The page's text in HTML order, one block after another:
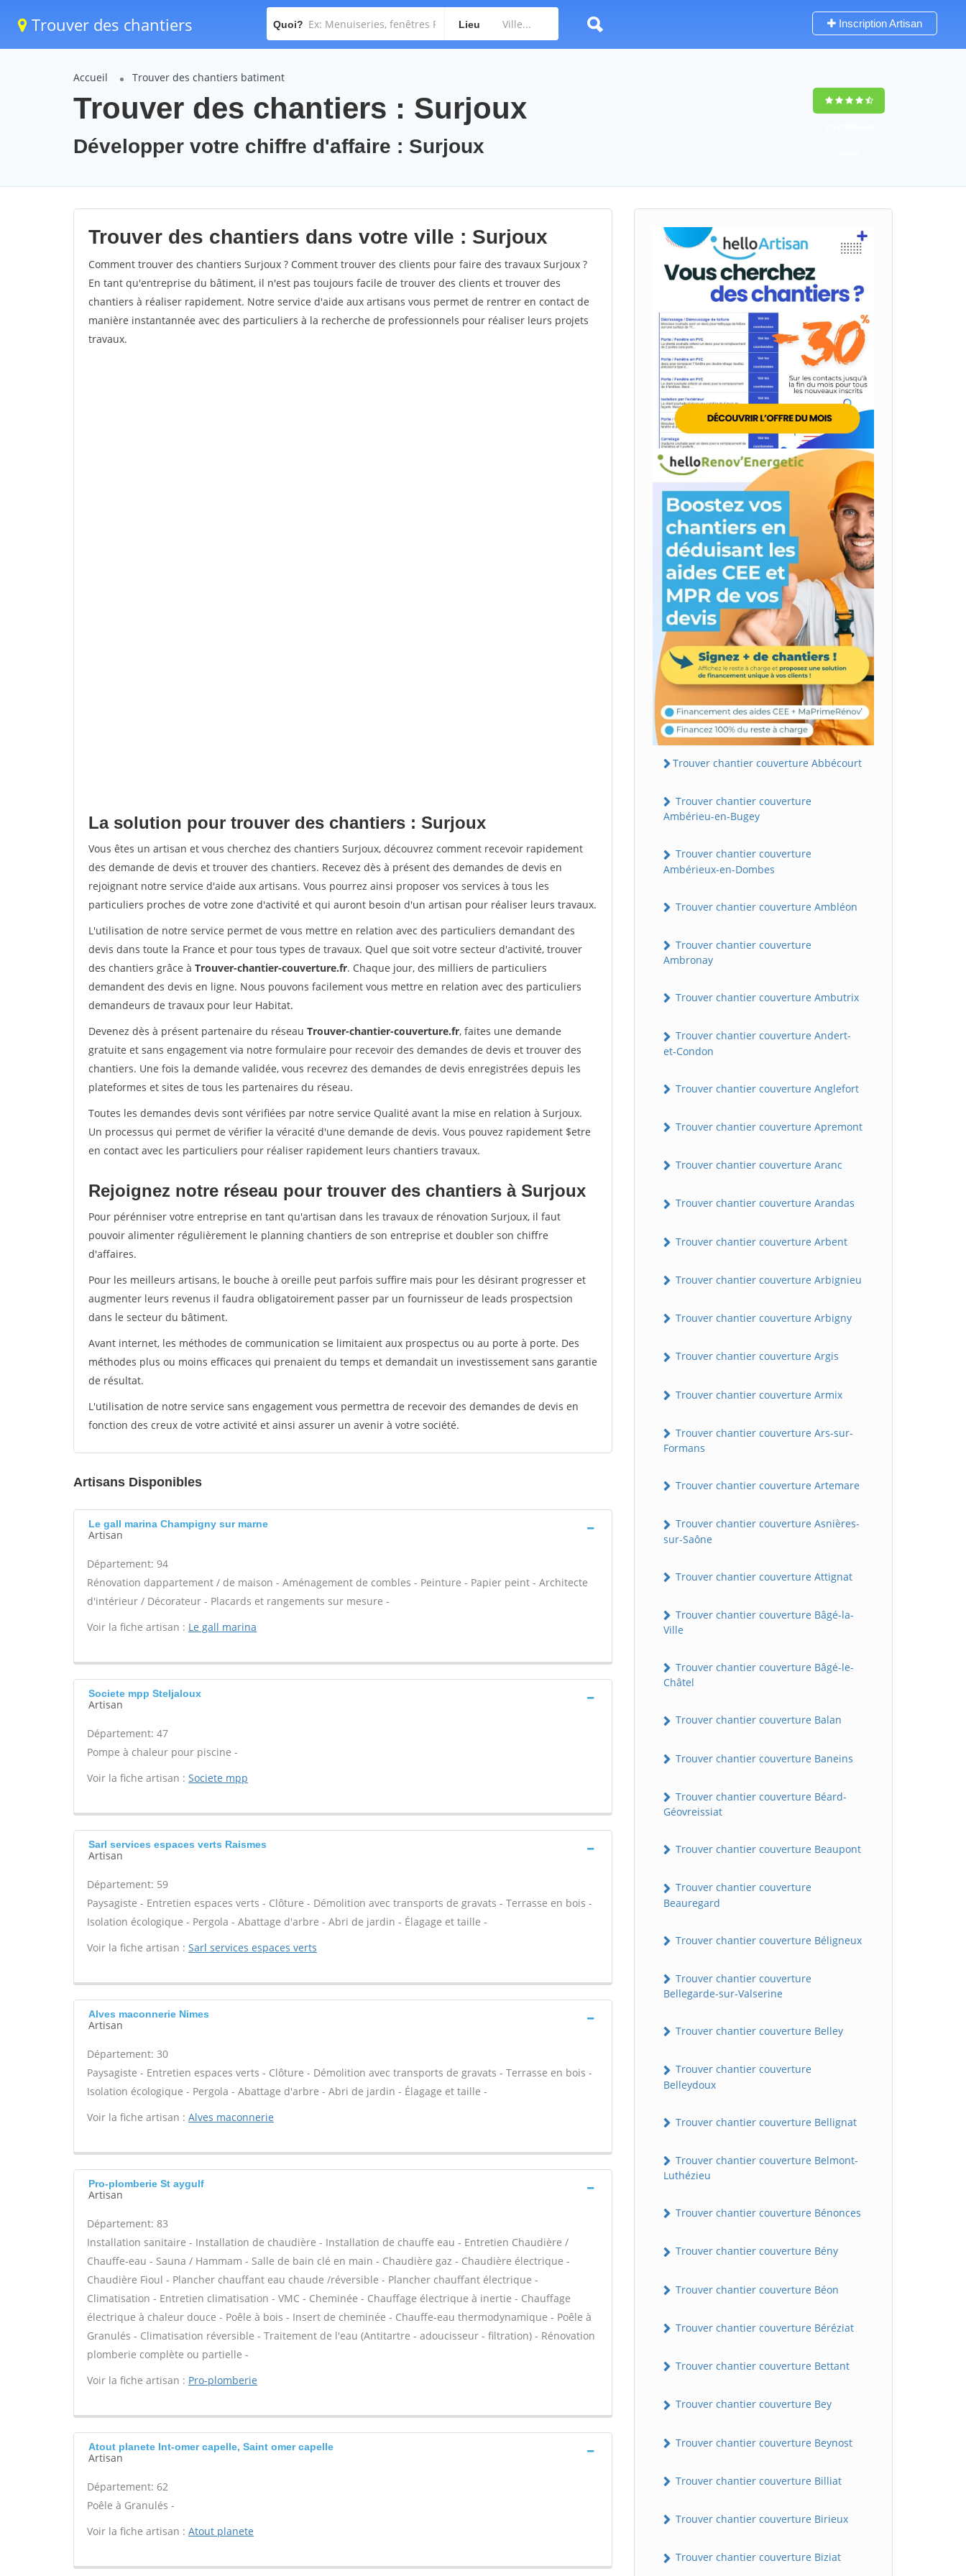
Trouver des chantiers Quoi? Lieu Inscription Artisan
Accueil Trouver des chantiers batiment
Trouver des chantiers : Surjoux
Développer votre chiffre d'affaire : Surjoux
Trouver des chantiers dans votre ville : Surjoux
Comment trouver des chantiers Surjoux ? Comment trouver des clients pour faire des travaux Surjoux ?
En tant qu'entreprise du bâtiment, il n'est pas toujours facile de trouver des clients et trouver des
chantiers à réaliser rapidement. Notre service d'aide aux artisans vous permet de rentrer en contact de
manière instantannée avec des particuliers à la recherche de professionnels pour réaliser leurs projets
travaux.
La solution pour trouver des chantiers : Surjoux
Vous êtes un artisan et vous cherchez des chantiers Surjoux, découvrez comment recevoir rapidement
des demande de devis et trouver des chantiers. Recevez dès à présent des demandes de devis en
rejoignant notre service d'aide aux artisans. Vous pourrez ainsi proposer vos services à tous les
particuliers proches de votre zone d'activité et qui auront besoin d'un artisan pour réaliser leurs travaux.
L'utilisation de notre service permet de vous mettre en relation avec des particuliers demandant des
devis dans toute la France et pour tous types de travaux. Quel que soit votre secteur d'activité, trouver
des chantiers grâce à Trouver-chantier-couverture.fr. Chaque jour, des milliers de particuliers
demandent des devis en ligne. Nous pouvons facilement vous mettre en relation avec des particuliers
demandeurs de travaux pour leur Habitat.
Devenez dès à présent partenaire du réseau Trouver-chantier-couverture.fr, faites une demande
gratuite et sans engagement via notre formulaire pour recevoir des demandes de devis et trouver des
chantiers. Une fois la demande validée, vous recevrez des demandes de devis enregistrées depuis les
plateformes et sites de tous les partenaires du réseau.
Toutes les demandes devis sont vérifiées par notre service Qualité avant la mise en relation à Surjoux.
Un processus qui permet de vérifier la véracité d'une demande de devis. Vous pouvez rapidement $etre
en contact avec les particuliers pour réaliser rapidement leurs chantiers travaux.
Rejoignez notre réseau pour trouver des chantiers à Surjoux
Pour pérénniser votre entreprise en tant qu'artisan dans les travaux de rénovation Surjoux, il faut
pouvoir alimenter régulièrement le planning chantiers de son entreprise et doubler son chiffre
d'affaires.
Pour les meilleurs artisans, le bouche à oreille peut parfois suffire mais pour les désirant progresser et
augmenter leurs revenus il faudra obligatoirement passer par un fournisseur de leads prospectsion
dans le secteur du bâtiment.
Avant internet, les méthodes de communication se limitaient aux prospectus ou au porte à porte. Des
méthodes plus ou moins efficaces qui prenaient du temps et demandait un investissement sans garantie
de résultat.
L'utilisation de notre service sans engagement vous permettra de recevoir des demandes de devis en
fonction des creux de votre activité et ainsi assurer un avenir à votre société.
Artisans Disponibles
Le gall marina Champigny sur marne
Artisan
Département: 94
Rénovation dappartement / de maison - Aménagement de combles - Peinture - Papier peint - Architecte
d'intérieur / Décorateur - Placards et rangements sur mesure -
Voir la fiche artisan : Le gall marina
Societe mpp Steljaloux
Artisan
Département: 47
Pompe à chaleur pour piscine -
Voir la fiche artisan : Societe mpp
Sarl services espaces verts Raismes
Artisan
Département: 59
Paysagiste - Entretien espaces verts - Clôture - Démolition avec transports de gravats - Terrasse en bois -
Isolation écologique - Pergola - Abattage d'arbre - Abri de jardin - Élagage et taille -
Voir la fiche artisan : Sarl services espaces verts
Alves maconnerie Nimes
Artisan
Département: 30
Paysagiste - Entretien espaces verts - Clôture - Démolition avec transports de gravats - Terrasse en bois -
Isolation écologique - Pergola - Abattage d'arbre - Abri de jardin - Élagage et taille -
Voir la fiche artisan : Alves maconnerie
Pro-plomberie St aygulf
Artisan
Département: 83
Installation sanitaire - Installation de chaudière - Installation de chauffe eau - Entretien Chaudière /
Chauffe-eau - Sauna / Hammam - Salle de bain clé en main - Chaudière gaz - Chaudière électrique -
Chaudière Fioul - Plancher chauffant eau chaude /réversible - Plancher chauffant électrique -
Climatisation - Entretien climatisation - VMC - Cheminée - Chauffage électrique à inertie - Chauffage
électrique à chaleur douce - Poêle à bois - Insert de cheminée - Chauffe-eau thermodynamique - Poêle à
Granulés - Climatisation réversible - Traitement de l'eau (Antitartre - adoucisseur - filtration) - Rénovation
plomberie complète ou partielle -
Voir la fiche artisan : Pro-plomberie
Atout planete Int-omer capelle, Saint omer capelle
Artisan
Département: 62
Poêle à Granulés -
Voir la fiche artisan : Atout planete
Trouver chantier couverture Abbécourt
Trouver chantier couverture
Ambérieu-en-Bugey
Trouver chantier couverture
Ambérieux-en-Dombes
Trouver chantier couverture Ambléon
Trouver chantier couverture
Ambronay
Trouver chantier couverture Ambutrix
Trouver chantier couverture Andert-
et-Condon
Trouver chantier couverture Anglefort
Trouver chantier couverture Apremont
Trouver chantier couverture Aranc
Trouver chantier couverture Arandas
Trouver chantier couverture Arbent
Trouver chantier couverture Arbignieu
Trouver chantier couverture Arbigny
Trouver chantier couverture Argis
Trouver chantier couverture Armix
Trouver chantier couverture Ars-sur-
Formans
Trouver chantier couverture Artemare
Trouver chantier couverture Asnières-
sur-Saône
Trouver chantier couverture Attignat
Trouver chantier couverture Bâgé-la-
Ville
Trouver chantier couverture Bâgé-le-
Châtel
Trouver chantier couverture Balan
Trouver chantier couverture Baneins
Trouver chantier couverture Béard-
Géovreissiat
Trouver chantier couverture Beaupont
Trouver chantier couverture
Beauregard
Trouver chantier couverture Béligneux
Trouver chantier couverture
Bellegarde-sur-Valserine
Trouver chantier couverture Belley
Trouver chantier couverture
Belleydoux
Trouver chantier couverture Bellignat
Trouver chantier couverture Belmont-
Luthézieu
Trouver chantier couverture Bénonces
Trouver chantier couverture Bény
Trouver chantier couverture Béon
Trouver chantier couverture Béréziat
Trouver chantier couverture Bettant
Trouver chantier couverture Bey
Trouver chantier couverture Beynost
Trouver chantier couverture Billiat
Trouver chantier couverture Birieux
Trouver chantier couverture Biziat